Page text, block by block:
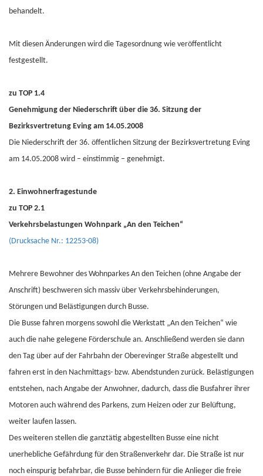
behandelt.
Mit diesen Änderungen wird die Tagesordnung wie veröffentlicht
festgestellt.
zu TOP 1.4
Genehmigung der Niederschrift über die 36. Sitzung der
Bezirksvertretung Eving am 14.05.2008
Die Niederschrift der 36. öffentlichen Sitzung der Bezirksvertretung Eving
am 14.05.2008 wird – einstimmig – genehmigt.
2. Einwohnerfragestunde
zu TOP 2.1
Verkehrsbelastungen Wohnpark „An den Teichen“
(Drucksache Nr.: 12253-08)
Mehrere Bewohner des Wohnparkes An den Teichen (ohne Angabe der
Anschrift) beschweren sich massiv über Verkehrsbehinderungen,
Störungen und Belästigungen durch Busse.
Die Busse fahren morgens sowohl die Werkstatt „An den Teichen“ wie
auch die nahe gelegene Förderschule an. Anschließend werden sie dann
den Tag über auf der Fahrbahn der Oberevinger Straße abgestellt und
fahren erst in den Nachmittags- bzw. Abendstunden zurück. Belästigungen
entstehen, nach Angabe der Anwohner, dadurch, dass die Busfahrer ihrer
Motoren auch während des Parkens, zum Heizen oder zur Belüftung,
weiter laufen lassen.
Des weiteren stellen die ganztätig abgestellten Busse eine nicht
unerhebliche Gefährdung für den Straßenverkehr dar. Die Straße ist nur
noch einspurig befahrbar, die Busse behindern für die Anlieger die freie